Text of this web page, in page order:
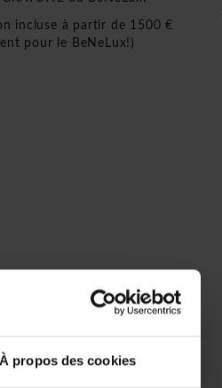
À propos des cookies
incluse à partir de 1500 €
pour le BeNeLux!)